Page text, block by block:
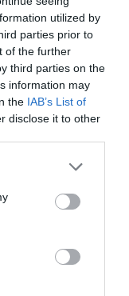
utilized by
parties prior to
of the further
third parties on the
information may
the IAB’s List of
disclose it to other
la denuncia
empresa,
operaciones de
la Guardia Civil
que
ocultar el
bajo su
quedaran